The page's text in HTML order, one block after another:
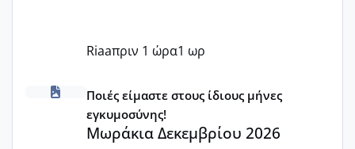
Riaaπριν 1 ώρα1 ωρ
Μωράκια Δεκεμβρίου 2026
Ποιές είμαστε στους ίδιους μήνες
εγκυμοσύνης!
Μωράκια Δεκεμβρίου 2026